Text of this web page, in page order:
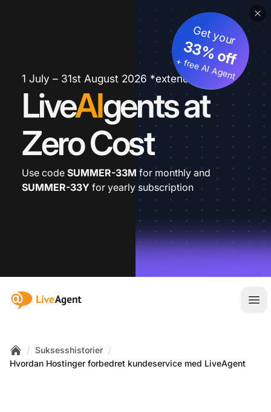
1 July – 31st August 2026 *extended
LiveAIgents at
Zero Cost
Get your
33% off
+ free AI Agent
Use code SUMMER-33M for monthly and
SUMMER-33Y for yearly subscription
:site.title
Home
/ Suksesshistorier /
Hvordan Hostinger forbedret kundeservice med LiveAgent